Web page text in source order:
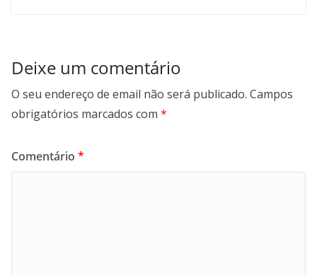
Deixe um comentário
O seu endereço de email não será publicado. Campos
obrigatórios marcados com *
Comentário *